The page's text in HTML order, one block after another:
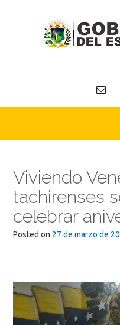
Viviendo
tachirenses
celebrar
Posted on 27 de marzo de